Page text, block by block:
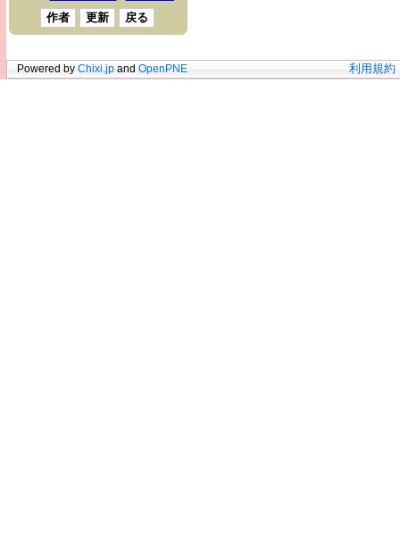
Powered by Chixi.jp and OpenPNE 利用規約